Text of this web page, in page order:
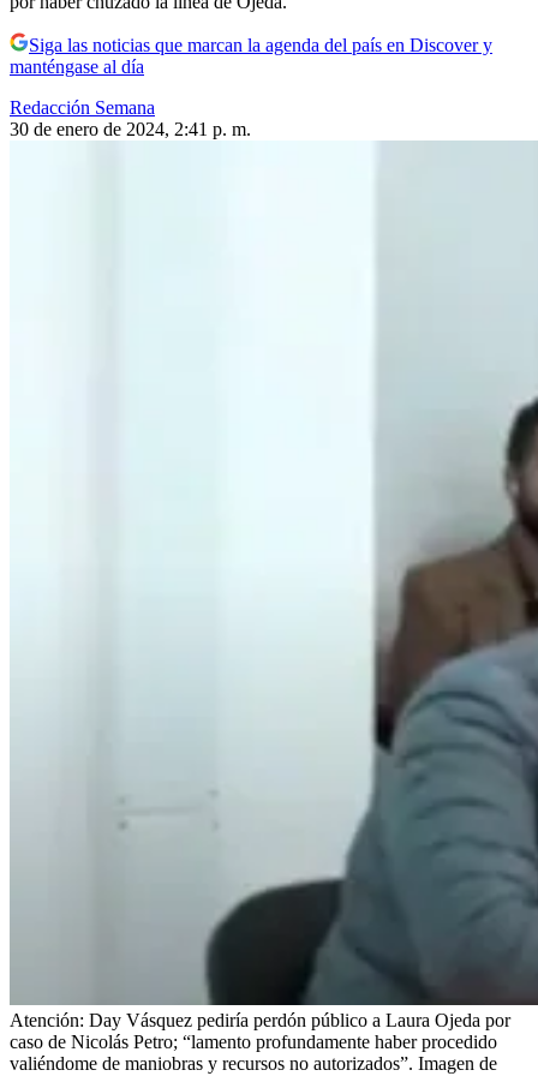
Siga las noticias que marcan la agenda del país en Discover y
manténgase al día
Redacción Semana
30 de enero de 2024, 2:41 p. m.
Atención: Day Vásquez pediría perdón público a Laura Ojeda por
caso de Nicolás Petro; “lamento profundamente haber procedido
valiéndome de maniobras y recursos no autorizados”. Imagen de